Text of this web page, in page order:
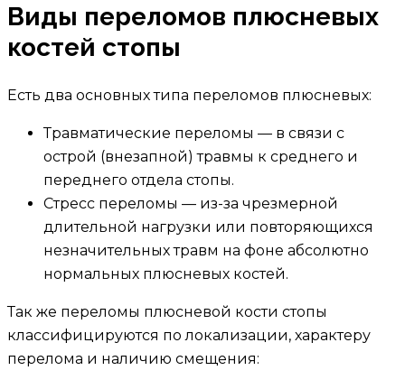
Виды переломов плюсневых
костей стопы
Есть два основных типа переломов плюсневых:
Травматические переломы — в связи с
острой (внезапной) травмы к среднего и
переднего отдела стопы.
Стресс переломы — из-за чрезмерной
длительной нагрузки или повторяющихся
незначительных травм на фоне абсолютно
нормальных плюсневых костей.
Так же переломы плюсневой кости стопы
классифицируются по локализации, характеру
перелома и наличию смещения: